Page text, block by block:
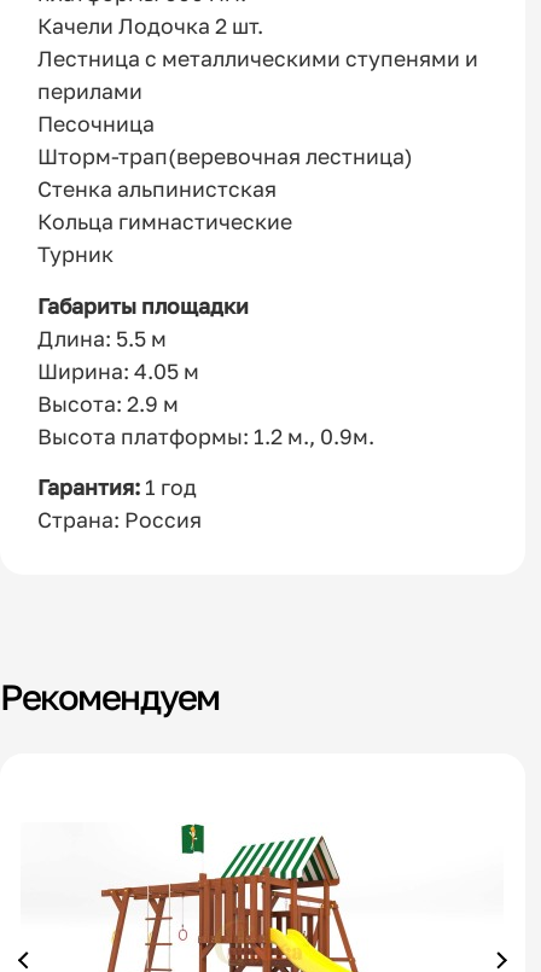
Качели Лодочка 2 шт.
Лестница с металлическими ступенями и
перилами
Песочница
Шторм-трап(веревочная лестница)
Стенка альпинистская
Кольца гимнастические
Турник
Габариты площадки
Длина: 5.5 м
Ширина: 4.05 м
Высота: 2.9 м
Высота платформы: 1.2 м., 0.9м.
Гарантия: 1 год
Страна: Россия
Рекомендуем